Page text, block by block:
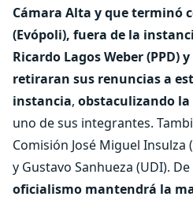
Cámara Alta y que terminó
(Evópoli), fuera de la
Ricardo Lagos Weber (PPD)
retiraran sus renuncias a
instancia, obstaculizando la
uno de sus integrantes.
Comisión José Miguel Insulza
y Gustavo Sanhueza (UDI).
oficialismo mantendrá la